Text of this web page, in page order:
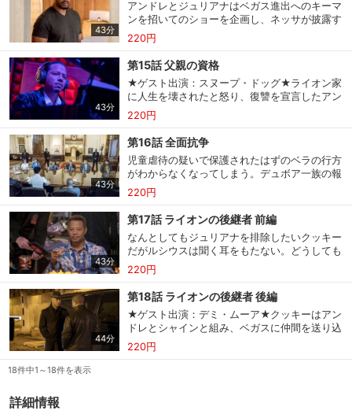
定額見放題解約
可能です。
ログアウト
43分
アンドレとジュリアナはベガス進出へのキーマ
ンを招いてのショーを企画し、ネッサが披露す
る曲をトリーに依頼。トリーは契約を無視し、
ルシウスに内緒で作ると約束する。
220円
43分
第15話 父親の資格
★ゲスト出演：スヌープ・ドッグ★ライオン家
に人生を壊されたと怒り、復讐を宣言したアン
ジェロと母親は一家を破滅に追い込むべく行動
を開始。クッキーはルシウスに、協力して解決
しようと持ちかけるが…。
220円
43分
第16話 全面抗争
児童虐待の疑いで保護されたはずのベラの行方
がわからなくなってしまう。デュボア一族の報
復と考え、なんとしてでもベラを取り戻そうと
するクッキーは強引な手段に出る。
220円
43分
第17話 ライオンの後継者 前編
なんとしてもジュリアナを排除したいクッキー
だがルシウスは聞く耳をもたない。どうしても
ベラの行方をつかめないルシウスは最終手段と
して、宿敵のある男を呼び寄せる。
220円
44分
第18話 ライオンの後継者 後編
★ゲスト出演：デミ・ムーア★クッキーはアン
ドレとシャインと組み、ベガスに仲間を送り込
み乱闘騒ぎを計画する。アンドレは、ルシウス
を爆発に巻き込む計画を立てていた。
220円
18件中1～18件を表示
詳細情報